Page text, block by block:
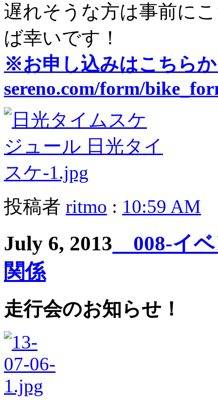
遅れそうな方は事前に
ば幸いです！
※お申し込みはこちら
sereno.com/form/
投稿者 ritmo : 10:59 AM
July 6, 2013 008-イ
関係
走行会のお知らせ！